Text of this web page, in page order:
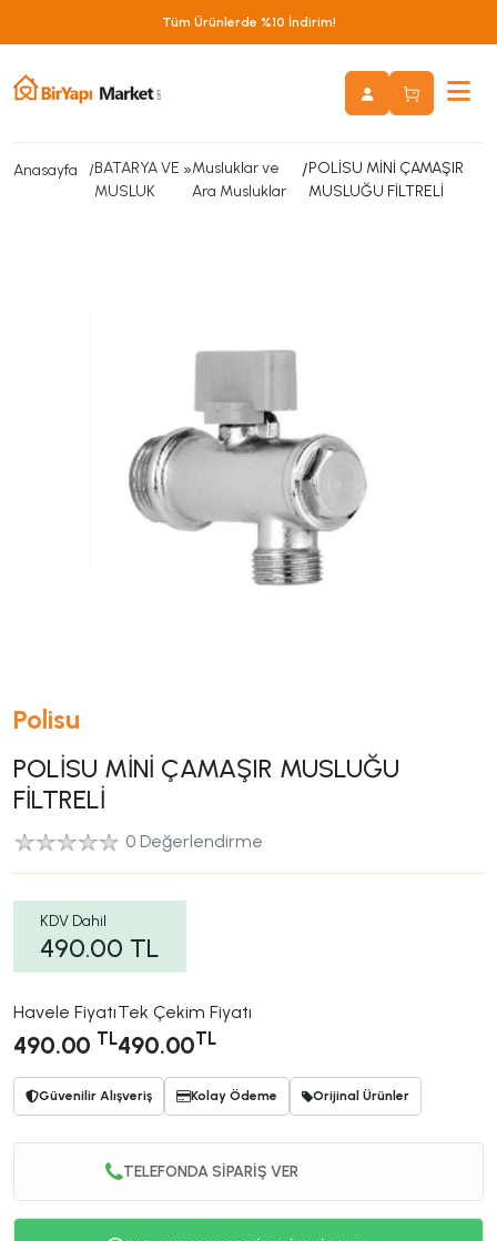
Tüm Ürünlerde %10 İndirim!
Anasayfa
BATARYA VE
MUSLUK
»Musluklar ve
Ara Musluklar
/POLİSU MİNİ ÇAMAŞIR
MUSLUĞU FİLTRELİ
Polisu
POLİSU MİNİ ÇAMAŞIR MUSLUĞU
FİLTRELİ
0 Değerlendirme
KDV Dahil
490.00 TL
Havele Fiyatı
490.00 TL
Tek Çekim Fiyatı
490.00TL
Güvenilir Alışveriş Kolay Ödeme Orijinal Ürünler
TELEFONDA SİPARİŞ VER